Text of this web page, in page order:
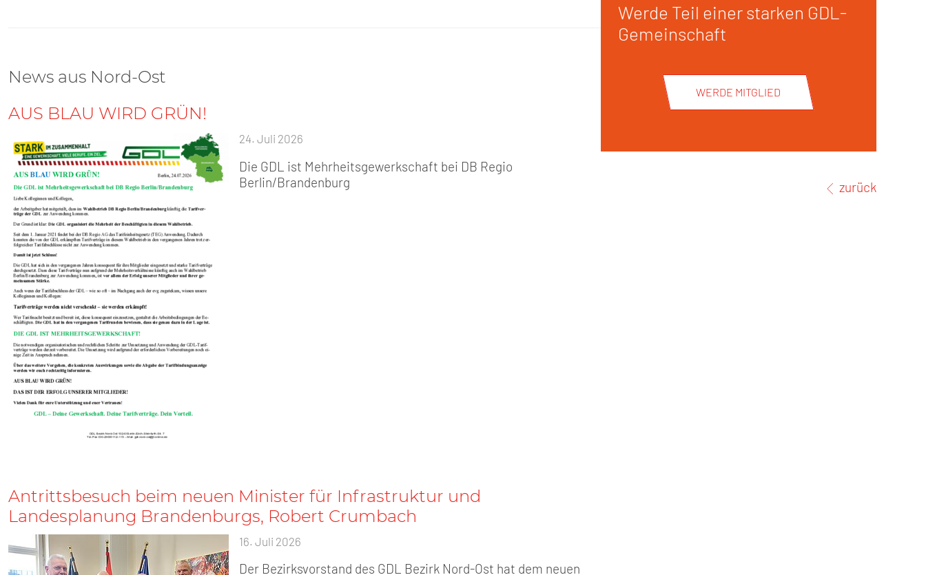
News aus Nord-Ost
AUS BLAU WIRD GRÜN!
24. Juli 2026
Die GDL ist Mehrheitsgewerkschaft bei DB Regio
Berlin/Brandenburg
Antrittsbesuch beim neuen Minister für Infrastruktur und
Landesplanung Brandenburgs, Robert Crumbach
16. Juli 2026
Der Bezirksvorstand des GDL Bezirk Nord-Ost hat dem neuen
Werde Teil einer starken GDL-
Gemeinschaft
WERDE MITGLIED
zurück